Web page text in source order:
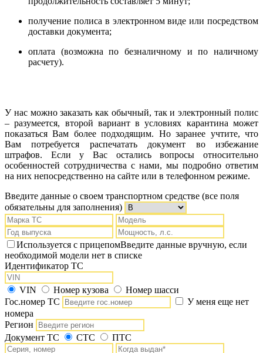
получение полиса в электронном виде или посредством
доставки документа;
оплата (возможна по безналичному и по наличному
расчету).
У нас можно заказать как обычный, так и электронный полис
– разумеется, второй вариант в условиях карантина может
показаться Вам более подходящим. Но заранее учтите, что
Вам потребуется распечатать документ во избежание
штрафов. Если у Вас остались вопросы относительно
особенностей сотрудничества с нами, мы подробно ответим
на них непосредственно на сайте или в телефонном режиме.
Введите данные о своем транспортном средстве (все поля
обязательны для заполнения)
Используется с прицепомВведите данные вручную, если
необходимой модели нет в списке
Идентификатор ТС
VIN Номер кузова
Номер шасси
Гос.номер ТС
У меня еще нет
номера
Регион
Документ ТС
СТС ПТС